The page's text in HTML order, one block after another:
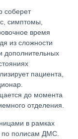
соберет
симптомы,
время
из сложности
дополнительных
пациента,
до момента
отделения.
в рамках
полисам ДМС.